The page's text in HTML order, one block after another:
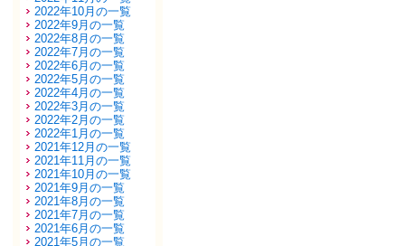
2022年10月の一覧
2022年9月の一覧
2022年8月の一覧
2022年7月の一覧
2022年6月の一覧
2022年5月の一覧
2022年4月の一覧
2022年3月の一覧
2022年2月の一覧
2022年1月の一覧
2021年12月の一覧
2021年11月の一覧
2021年10月の一覧
2021年9月の一覧
2021年8月の一覧
2021年7月の一覧
2021年6月の一覧
2021年5月の一覧